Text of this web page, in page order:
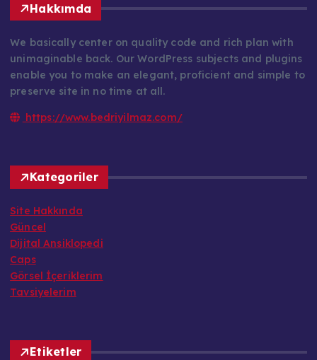
Hakkımda
We basically center on quality code and rich plan with
unimaginable back. Our WordPress subjects and plugins
enable you to make an elegant, proficient and simple to
preserve site in no time at all.
https://www.bedriyilmaz.com/
Kategoriler
Site Hakkında
Güncel
Dijital Ansiklopedi
Caps
Görsel İçeriklerim
Tavsiyelerim
Etiketler